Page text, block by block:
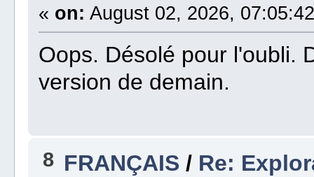
« on: August 02, 2026,
Oops. Désolé pour l'oubli.
version de demain.
8 FRANÇAIS / Re: